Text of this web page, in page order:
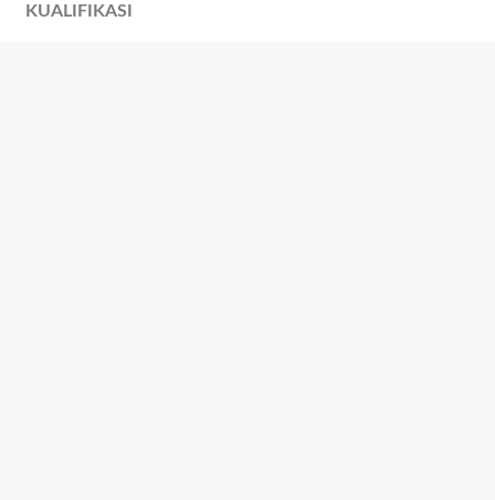
KUALIFIKASI